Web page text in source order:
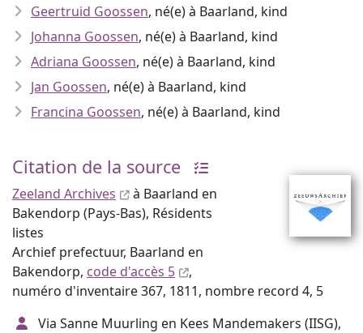
Geertruid Goossen, né(e) à Baarland, kind
Johanna Goossen, né(e) à Baarland, kind
Adriana Goossen, né(e) à Baarland, kind
Jan Goossen, né(e) à Baarland, kind
Francina Goossen, né(e) à Baarland, kind
Citation de la source
Zeeland Archives
à Baarland en
Bakendorp (Pays-Bas), Résidents
listes
Archief prefectuur, Baarland en
Bakendorp, code d'accès 5
,
numéro d'inventaire 367, 1811, nombre record 4, 5
Via Sanne Muurling en Kees Mandemakers (IISG),